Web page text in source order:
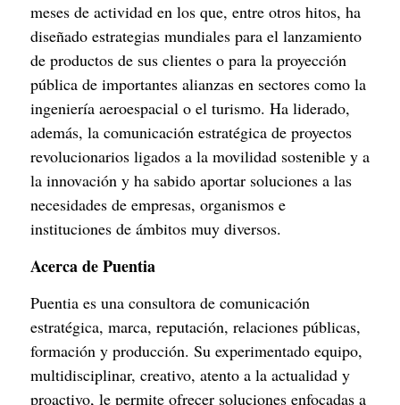
meses de actividad en los que, entre otros hitos, ha
diseñado estrategias mundiales para el lanzamiento
de productos de sus clientes o para la proyección
pública de importantes alianzas en sectores como la
ingeniería aeroespacial o el turismo. Ha liderado,
además, la comunicación estratégica de proyectos
revolucionarios ligados a la movilidad sostenible y a
la innovación y ha sabido aportar soluciones a las
necesidades de empresas, organismos e
instituciones de ámbitos muy diversos.
Acerca de Puentia
Puentia es una consultora de comunicación
estratégica, marca, reputación, relaciones públicas,
formación y producción. Su experimentado equipo,
multidisciplinar, creativo, atento a la actualidad y
proactivo, le permite ofrecer soluciones enfocadas a